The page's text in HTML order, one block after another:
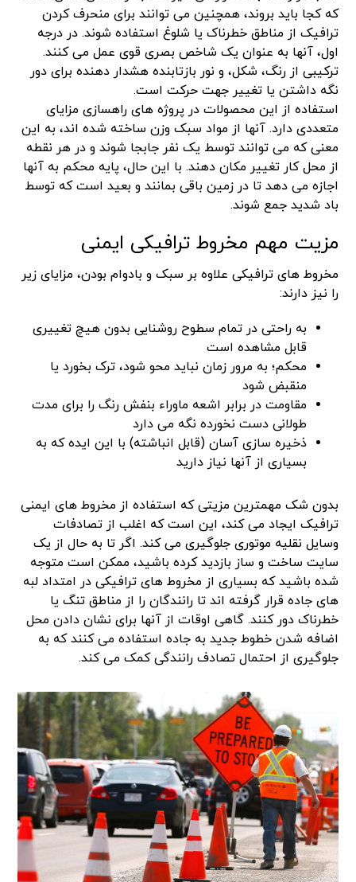
که کجا باید بروند، همچنین می توانند برای منحرف کردن
ترافیک از مناطق خطرناک یا شلوغ استفاده شوند. در درجه
اول، آنها به عنوان یک شاخص بصری قوی عمل می کنند.
ترکیبی از رنگ، شکل، و نور بازتابنده هشدار دهنده برای دور
نگه داشتن یا تغییر جهت حرکت است.
استفاده از این محصولات در پروژه های راهسازی مزایای
متعددی دارد. آنها از مواد سبک وزن ساخته شده اند، به این
معنی که می توانند توسط یک نفر جابجا شوند و در هر نقطه
از محل کار تغییر مکان دهند. با این حال، پایه محکم به آنها
اجازه می دهد تا در زمین باقی بمانند و بعید است که توسط
باد شدید جمع شوند.
مزیت مهم مخروط ترافیکی ایمنی
مخروط های ترافیکی علاوه بر سبک و بادوام بودن، مزایای زیر
را نیز دارند:
به راحتی در تمام سطوح روشنایی بدون هیچ تغییری
قابل مشاهده است
محکم؛ به مرور زمان نباید محو شود، ترک بخورد یا
منقبض شود
مقاومت در برابر اشعه ماوراء بنفش رنگ را برای مدت
طولانی دست نخورده نگه می دارد
ذخیره سازی آسان (قابل انباشته) با این ایده که به
بسیاری از آنها نیاز دارید
بدون شک مهمترین مزیتی که استفاده از مخروط های ایمنی
ترافیک ایجاد می کند، این است که اغلب از تصادفات
وسایل نقلیه موتوری جلوگیری می کند. اگر تا به حال از یک
سایت ساخت و ساز بازدید کرده باشید، ممکن است متوجه
شده باشید که بسیاری از مخروط های ترافیکی در امتداد لبه
های جاده قرار گرفته اند تا رانندگان را از مناطق تنگ یا
خطرناک دور کنند. گاهی اوقات از آنها برای نشان دادن محل
اضافه شدن خطوط جدید به جاده استفاده می کنند که به
جلوگیری از احتمال تصادف رانندگی کمک می کند.